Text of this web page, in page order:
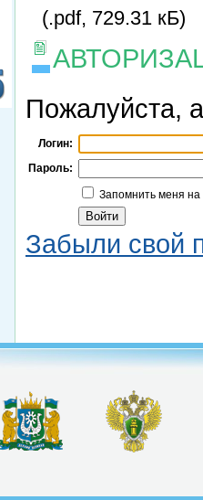
(.pdf, 729.31 кБ)
Пожалуйста,
Логин:
Пароль:
Запомнить меня
Забыли свой